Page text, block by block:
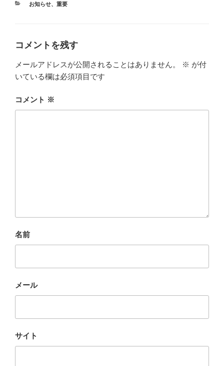
カ
お知らせ、 重要
コメントを残す
メールアドレスが公開されることはありません。 ※ が付
いている欄は必須項目です
コメント ※
名前
メール
サイト